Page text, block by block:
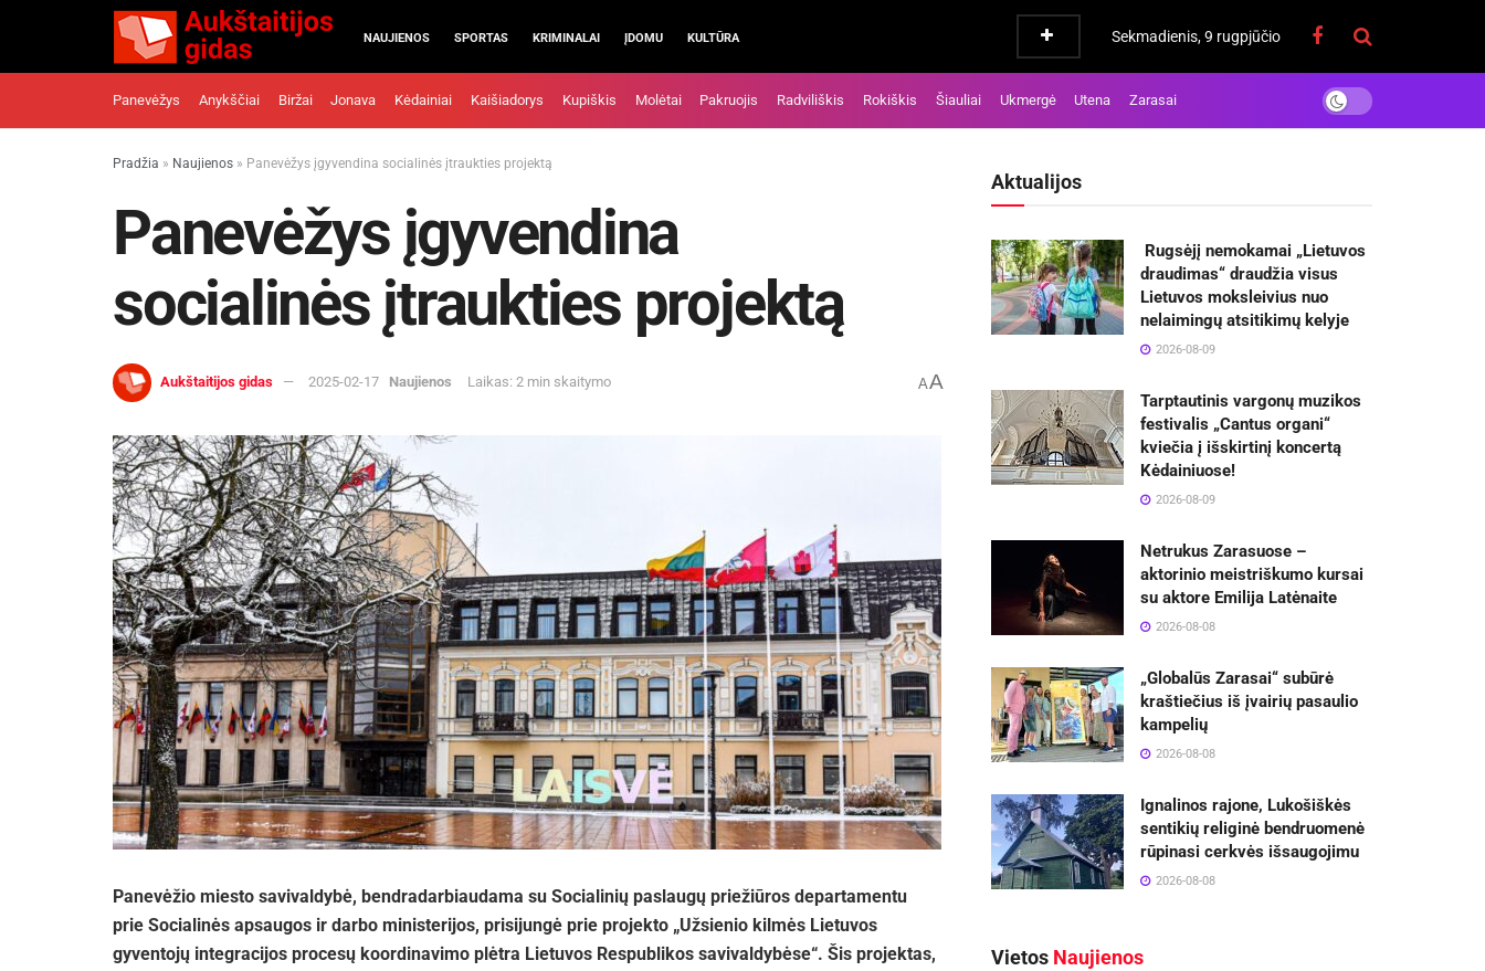
NAUJIENOS SPORTAS KRIMINALAI ĮDOMU KULTŪRA Sekmadienis, 9 rugpjūčio
Panevėžys Anykščiai Biržai Jonava Kėdainiai Kaišiadorys Kupiškis Molėtai Pakruojis Radviliškis Rokiškis Šiauliai Ukmergė Utena Zarasai
Pradžia » Naujienos » Panevėžys įgyvendina socialinės įtraukties projektą
Panevėžys įgyvendina
socialinės įtraukties projektą
Aukštaitijos gidas 2025-02-17 Naujienos Laikas: 2 min skaitymo AA
Panevėžio miesto savivaldybė, bendradarbiaudama su Socialinių paslaugų priežiūros departamentu
prie Socialinės apsaugos ir darbo ministerijos, prisijungė prie projekto „Užsienio kilmės Lietuvos
gyventojų integracijos procesų koordinavimo plėtra Lietuvos Respublikos savivaldybėse“. Šis projektas,
Aktualijos
Rugsėjį nemokamai „Lietuvos
draudimas“ draudžia visus
Lietuvos moksleivius nuo
nelaimingų atsitikimų kelyje
2026-08-09
Tarptautinis vargonų muzikos
festivalis „Cantus organi“
kviečia į išskirtinį koncertą
Kėdainiuose!
2026-08-09
Netrukus Zarasuose –
aktorinio meistriškumo kursai
su aktore Emilija Latėnaite
2026-08-08
„Globalūs Zarasai“ subūrė
kraštiečius iš įvairių pasaulio
kampelių
2026-08-08
Ignalinos rajone, Lukošiškės
sentikių religinė bendruomenė
rūpinasi cerkvės išsaugojimu
2026-08-08
Vietos Naujienos